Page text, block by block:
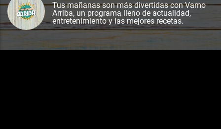
Tus mañanas son más divertidas con Vamo
Arriba, un programa lleno de actualidad,
entretenimiento y las mejores recetas.